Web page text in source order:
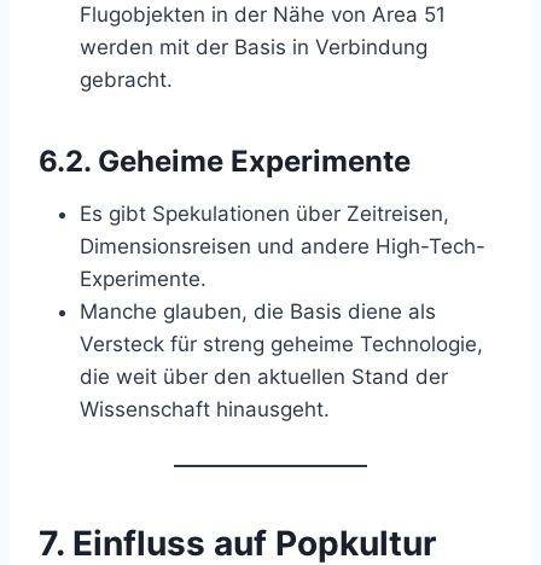
Flugobjekten in der Nähe von Area 51
werden mit der Basis in Verbindung
gebracht.
6.2. Geheime Experimente
Es gibt Spekulationen über Zeitreisen,
Dimensionsreisen und andere High-Tech-
Experimente.
Manche glauben, die Basis diene als
Versteck für streng geheime Technologie,
die weit über den aktuellen Stand der
Wissenschaft hinausgeht.
7. Einfluss auf Popkultur